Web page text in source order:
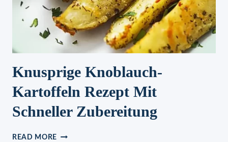
Knusprige Knoblauch-
Kartoffeln Rezept Mit
Schneller Zubereitung
READ MORE KNUSPRIGE